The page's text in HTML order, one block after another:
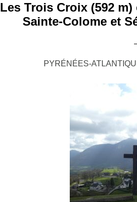
Les Trois Croix (592
Sainte-Colome et
PYRÉNÉES-